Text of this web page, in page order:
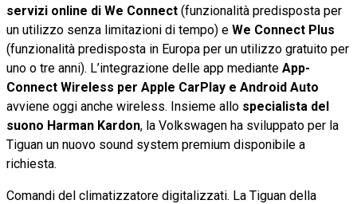
servizi online di We Connect (funzionalità predisposta per
un utilizzo senza limitazioni di tempo) e We Connect Plus
(funzionalità predisposta in Europa per un utilizzo gratuito per
uno o tre anni). L’integrazione delle app mediante App-
Connect Wireless per Apple CarPlay e Android Auto
avviene oggi anche wireless. Insieme allo specialista del
suono Harman Kardon, la Volkswagen ha sviluppato per la
Tiguan un nuovo sound system premium disponibile a
richiesta.
Comandi del climatizzatore digitalizzati. La Tiguan della